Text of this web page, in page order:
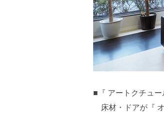
■『 アートクチュ
床材・ドアが『 オ